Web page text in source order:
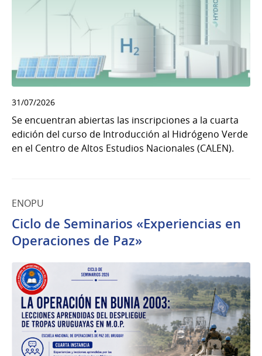
31/07/2026
Se encuentran abiertas las inscripciones a la cuarta
edición del curso de Introducción al Hidrógeno Verde
en el Centro de Altos Estudios Nacionales (CALEN).
ENOPU
Ciclo de Seminarios «Experiencias en
Operaciones de Paz»